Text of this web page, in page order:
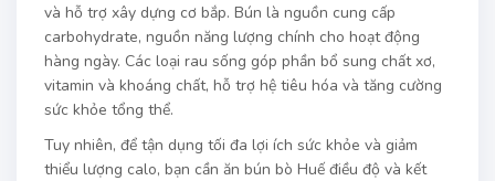
và hỗ trợ xây dựng cơ bắp. Bún là nguồn cung cấp
carbohydrate, nguồn năng lượng chính cho hoạt động
hàng ngày. Các loại rau sống góp phần bổ sung chất xơ,
vitamin và khoáng chất, hỗ trợ hệ tiêu hóa và tăng cường
sức khỏe tổng thể.
Tuy nhiên, để tận dụng tối đa lợi ích sức khỏe và giảm
thiểu lượng calo, bạn cần ăn bún bò Huế điều độ và kết